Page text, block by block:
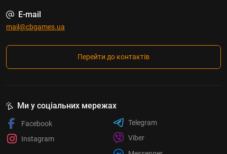
E-mail
mail@cbgames.ua
Перейти до контактів
Ми у соціальних мережах
Facebook
Instagram
Telegram
Viber